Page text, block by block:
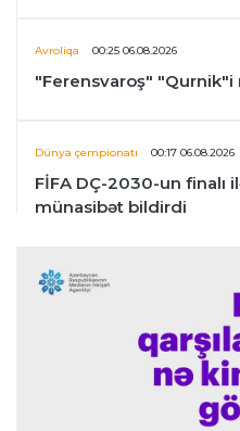
Avroliqa 00:25 06.08.2026
"Ferensvaroş"
Dünya çempionatı 00:17 06.08.2026
FİFA DÇ-2030-un finalı
münasibət bildirdi
Transfer 00:06 06.08.2026
"İnter"in müdafiəçisi
00:02 06.08.2026
"Fənərbağça" "Şturm